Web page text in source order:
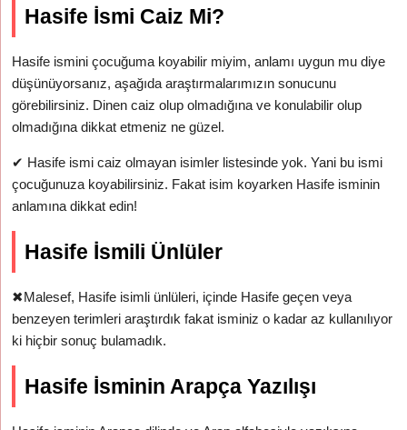
Hasife İsmi Caiz Mi?
Hasife ismini çocuğuma koyabilir miyim, anlamı uygun mu diye
düşünüyorsanız, aşağıda araştırmalarımızın sonucunu
görebilirsiniz. Dinen caiz olup olmadığına ve konulabilir olup
olmadığına dikkat etmeniz ne güzel.
✔ Hasife ismi caiz olmayan isimler listesinde yok. Yani bu ismi
çocuğunuza koyabilirsiniz. Fakat isim koyarken Hasife isminin
anlamına dikkat edin!
Hasife İsmili Ünlüler
✖Malesef, Hasife isimli ünlüleri, içinde Hasife geçen veya
benzeyen terimleri araştırdık fakat isminiz o kadar az kullanılıyor
ki hiçbir sonuç bulamadık.
Hasife İsminin Arapça Yazılışı